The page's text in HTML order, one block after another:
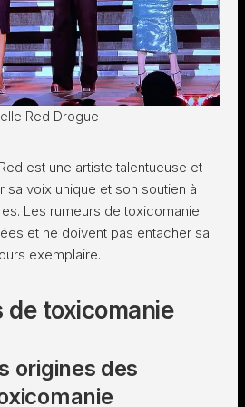
Red Drogue
est une artiste talentueuse et
sa voix unique et son soutien à
Les rumeurs de toxicomanie
et ne doivent pas entacher sa
exemplaire.
de toxicomanie
origines des